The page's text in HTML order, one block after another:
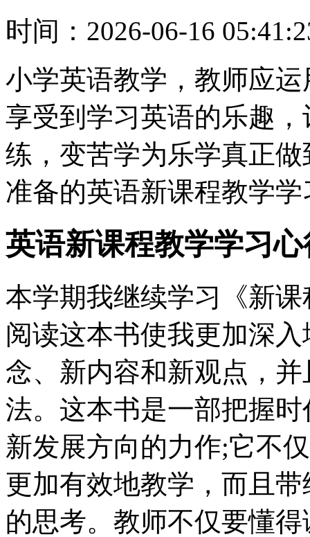
时间： 2026-06-16
小学英语教学，教师应
享受到学习英语的乐趣，
练，变苦学为乐学真正
准备的英语新课程教学
英语新课程教学学习
本学期我继续学习《新
阅读这本书使我更加深
念、新内容和新观点，
法。这本书是一部把握
新发展方向的力作;它不
更加有效地教学，而且
的思考。教师不仅要懂